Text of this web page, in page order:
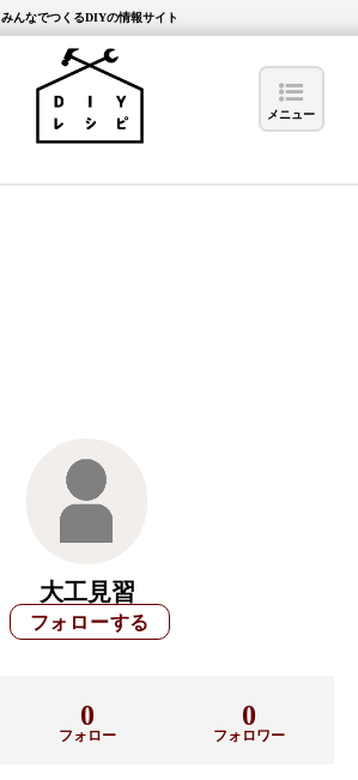
みんなでつくるDIYの情報サイト
メニュー
大工見習
0
フォロー
0
フォロワー